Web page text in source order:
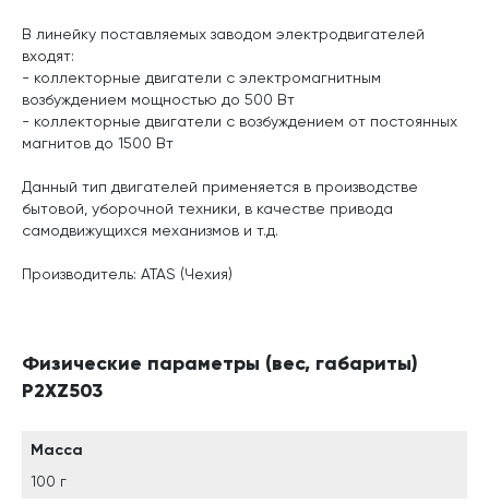
В линейку поставляемых заводом электродвигателей
входят:
- коллекторные двигатели с электромагнитным
возбуждением мощностью до 500 Вт
- коллекторные двигатели с возбуждением от постоянных
магнитов до 1500 Вт
Данный тип двигателей применяется в производстве
бытовой, уборочной техники, в качестве привода
самодвижущихся механизмов и т.д.
Производитель: ATAS (Чехия)
Физические параметры (вес, габариты)
P2XZ503
Масса
100 г